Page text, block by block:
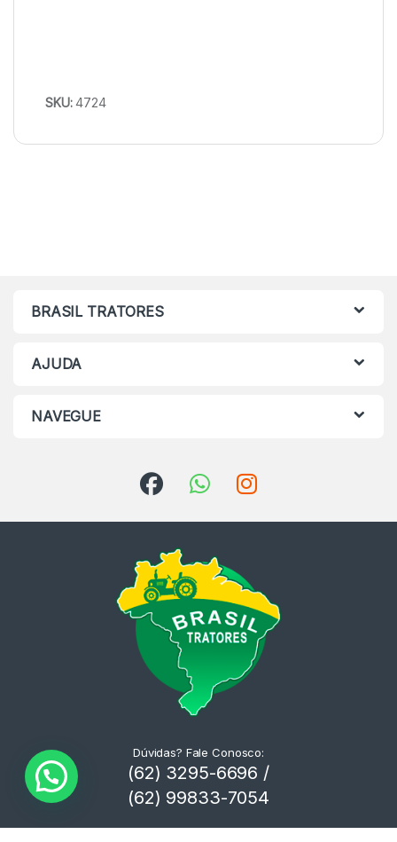
SKU:4724
BRASIL TRATORES
AJUDA
NAVEGUE
Dúvidas? Fale Conosco:
(62) 3295-6696 /
(62) 99833-7054